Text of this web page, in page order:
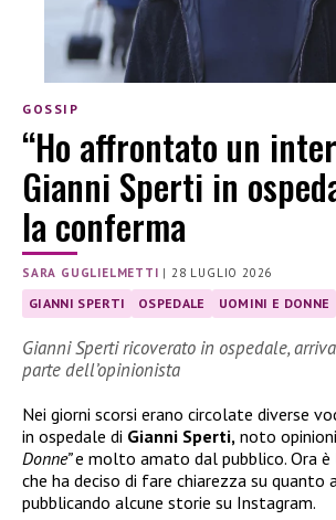
GOSSIP
“Ho affrontato un
Gianni Sperti in
la conferma
SARA GUGLIELMETTI |28 LUGLIO 2026
GIANNI SPERTI OSPEDALE UOMINI E DONNE
Gianni Sperti ricoverato in ospedale,
parte dell’opinionista
Nei giorni scorsi erano circolate diverse
in ospedale di Gianni Sperti, noto
Donne”e molto amato dal pubblico. Ora
che ha deciso di fare chiarezza su quanto
pubblicando alcune storie su Instagram.